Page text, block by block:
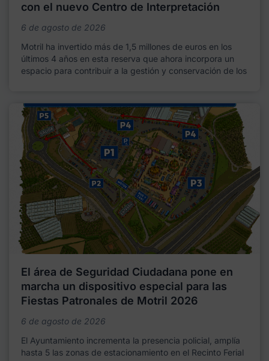
con el nuevo Centro de Interpretación
6 de agosto de 2026
Motril ha invertido más de 1,5 millones de euros en los
últimos 4 años en esta reserva que ahora incorpora un
espacio para contribuir a la gestión y conservación de los
El área de Seguridad Ciudadana pone en
marcha un dispositivo especial para las
Fiestas Patronales de Motril 2026
6 de agosto de 2026
El Ayuntamiento incrementa la presencia policial, amplía
hasta 5 las zonas de estacionamiento en el Recinto Ferial